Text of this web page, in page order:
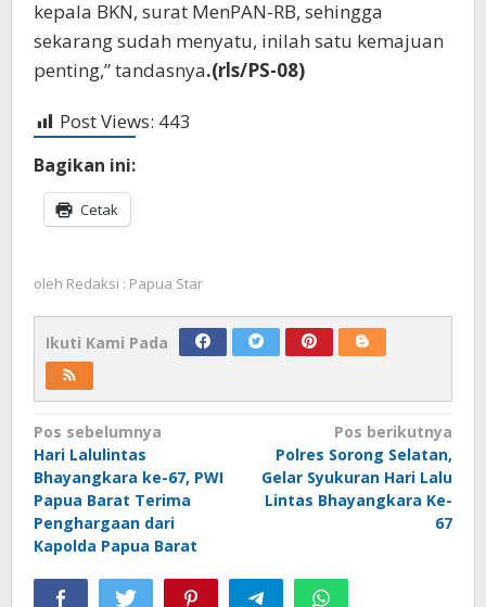
kepala BKN, surat MenPAN-RB, sehingga
sekarang sudah menyatu, inilah satu kemajuan
penting,” tandasnya.(rls/PS-08)
Post Views: 443
Bagikan ini:
Cetak
oleh Redaksi : Papua Star
Ikuti Kami Pada
Navigasi
pos
Pos sebelumnya
Hari Lalulintas
Bhayangkara ke-67, PWI
Papua Barat Terima
Penghargaan dari
Kapolda Papua Barat
Pos berikutnya
Polres Sorong Selatan,
Gelar Syukuran Hari Lalu
Lintas Bhayangkara Ke-
67